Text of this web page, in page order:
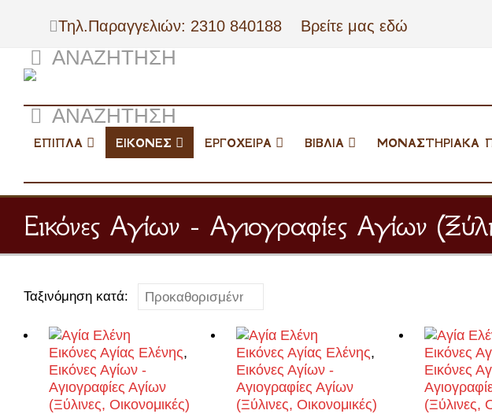
Τηλ.Παραγγελιών: 2310 840188 Βρείτε μας εδώ
ΑΝΑΖΉΤΗΣΗ
ΑΝΑΖΉΤΗΣΗ
ΕΠΙΠΛΑ ΕΙΚΟΝΕΣ ΕΡΓΟΧΕΙΡΑ ΒΙΒΛΙΑ ΜΟΝΑΣΤΗΡΙΑΚΑ
Εικόνες Αγίων - Αγιογραφίες Αγίων
Ταξινόμηση κατά:
Εικόνες Αγίας Ελένης,
Εικόνες Αγίων -
Αγιογραφίες Αγίων
(Ξύλινες, Οικονομικές)
Εικόνες Αγίας Ελένης,
Εικόνες Αγίων -
Αγιογραφίες Αγίων
(Ξύλινες, Οικονομικές)
Εικόνες
Εικόνες
(Ξύλινες,